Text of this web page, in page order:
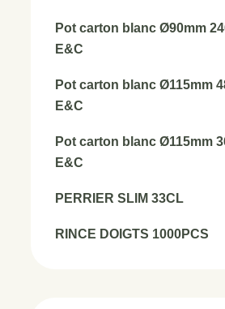
Pot carton blanc Ø90mm
E&C
Pot carton blanc Ø115mm
E&C
Pot carton blanc Ø115mm
E&C
PERRIER SLIM 33CL
RINCE DOIGTS 1000PCS